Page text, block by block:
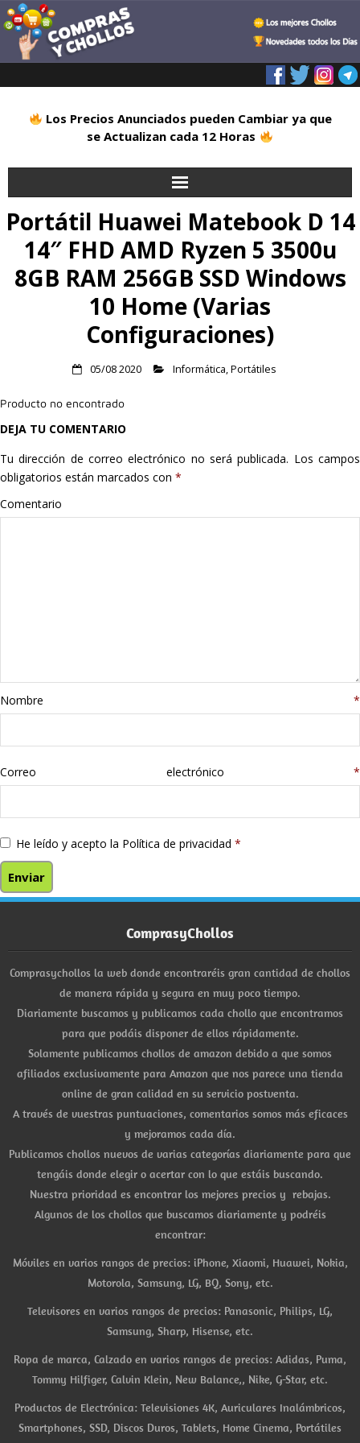
Los Precios Anunciados pueden Cambiar ya que
se Actualizan cada 12 Horas
Inicio
Alimentación
Listas
Moda
Portátil Huawei Matebook D 14
14″ FHD AMD Ryzen 5 3500u
8GB RAM 256GB SSD Windows
10 Home (Varias
Configuraciones)
05/08 2020 Informática,Portátiles
Producto no encontrado
DEJA TU COMENTARIO
Tu dirección de correo electrónico no será publicada. Los campos
obligatorios están marcados con *
Comentario
Nombre *
Correo electrónico *
He leído y acepto la Política de privacidad *
ComprasyChollos
Comprasychollos la web donde encontraréis gran cantidad de chollos
de manera rápida y segura en muy poco tiempo.
Diariamente buscamos y publicamos cada chollo que encontramos
para que podáis disponer de ellos rápidamente.
Solamente publicamos chollos de amazon debido a que somos
afiliados exclusivamente para Amazon que nos parece una tienda
online de gran calidad en su servicio postventa.
A través de vuestras puntuaciones, comentarios somos más eficaces
y mejoramos cada día.
Publicamos chollos nuevos de varias categorías diariamente para que
tengáis donde elegir o acertar con lo que estáis buscando.
Nuestra prioridad es encontrar los mejores precios y rebajas.
Algunos de los chollos que buscamos diariamente y podréis
encontrar:
Móviles en varios rangos de precios: iPhone, Xiaomi, Huawei, Nokia,
Motorola, Samsung, LG, BQ, Sony, etc.
Televisores en varios rangos de precios: Panasonic, Philips, LG,
Samsung, Sharp, Hisense, etc.
Ropa de marca, Calzado en varios rangos de precios: Adidas, Puma,
Tommy Hilfiger, Calvin Klein, New Balance,, Nike, G-Star, etc.
Productos de Electrónica: Televisiones 4K, Auriculares Inalámbricos,
Smartphones, SSD, Discos Duros, Tablets, Home Cinema, Portátiles